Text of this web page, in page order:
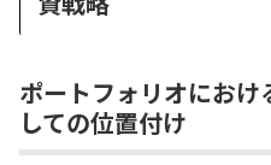
ポートフォリオにおけ
しての位置付け